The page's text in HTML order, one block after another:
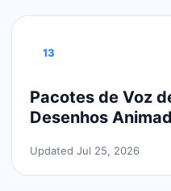
13
Pacotes de Voz
Desenhos
Updated Jul 25, 2026